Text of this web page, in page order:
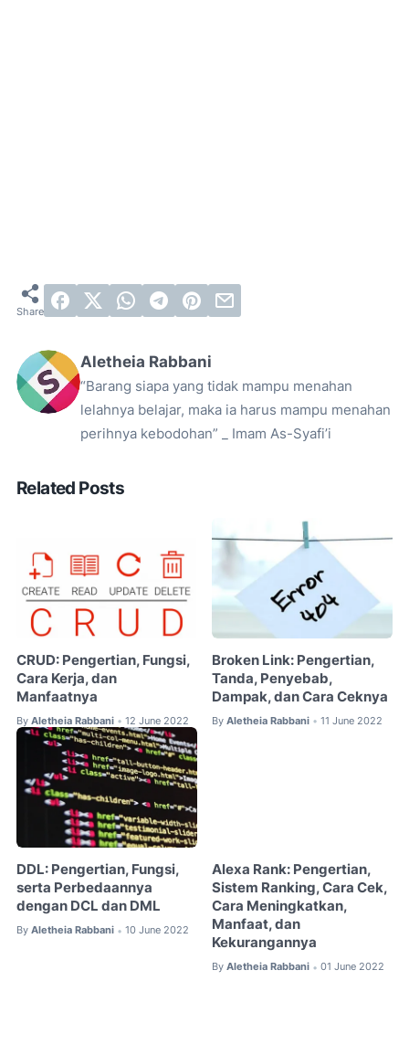
Aletheia Rabbani
“Barang siapa yang tidak mampu menahan
lelahnya belajar, maka ia harus mampu menahan
perihnya kebodohan” _ Imam As-Syafi’i
Related Posts
CRUD: Pengertian, Fungsi,
Cara Kerja, dan
Manfaatnya
By Aletheia Rabbani • 12 June 2022
Broken Link: Pengertian,
Tanda, Penyebab,
Dampak, dan Cara Ceknya
By Aletheia Rabbani • 11 June 2022
DDL: Pengertian, Fungsi,
serta Perbedaannya
dengan DCL dan DML
By Aletheia Rabbani • 10 June 2022
Alexa Rank: Pengertian,
Sistem Ranking, Cara Cek,
Cara Meningkatkan,
Manfaat, dan
Kekurangannya
By Aletheia Rabbani • 01 June 2022